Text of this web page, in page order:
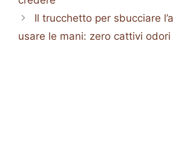
Il trucchetto per sbucciare
usare le mani: zero cattivi odori